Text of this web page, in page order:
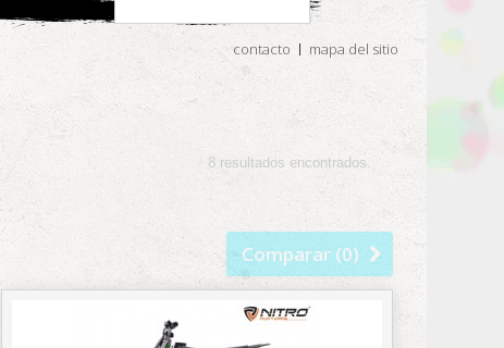
contacto mapa del sitio
8 resultados encontrados.
Comparar (0)